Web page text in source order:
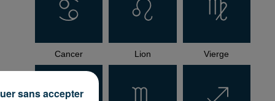
Cancer Lion Vierge
sans accepter